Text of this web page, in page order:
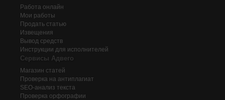
Работа онлайн
Мои работы
Продать статью
Извещения
Вывод средств
Инструкции для исполнителей
Сервисы Адвего
Магазин статей
Проверка на антиплагиат
SEO-анализ текста
Проверка орфографии